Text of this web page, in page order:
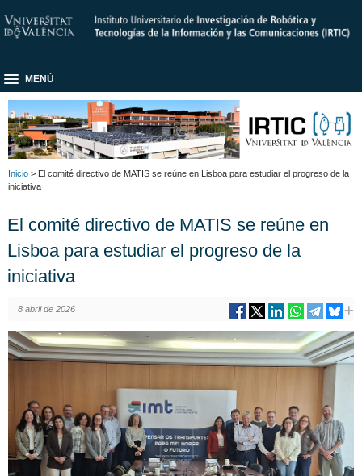
MENÚ
Inicio > El comité directivo de MATIS se reúne en Lisboa para estudiar el progreso de la
iniciativa
El comité directivo de MATIS se reúne en
Lisboa para estudiar el progreso de la
iniciativa
8 abril de 2026